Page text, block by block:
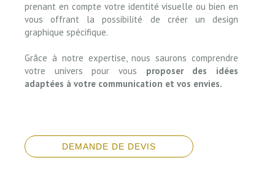
prenant en compte votre identité visuelle ou bien en
vous offrant la possibilité de créer un design
graphique spécifique.
Grâce à notre expertise, nous saurons comprendre
votre univers pour vous proposer des idées
adaptées à votre communication et vos envies.
DEMANDE DE DEVIS